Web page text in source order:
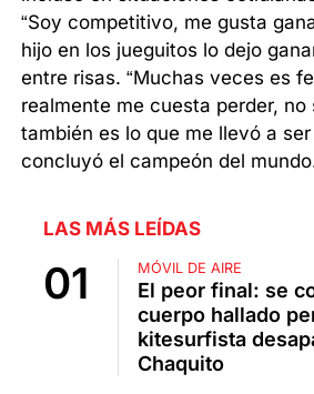
“Soy competitivo, me gusta
hijo en los jueguitos lo dejo
entre risas. “Muchas veces es
realmente me cuesta perder, no
también es lo que me llevó a ser
concluyó el campeón del
LAS MÁS LEÍDAS
MÓVIL DE AIRE
El peor final: se
cuerpo hallado
kitesurfista
Chaquito